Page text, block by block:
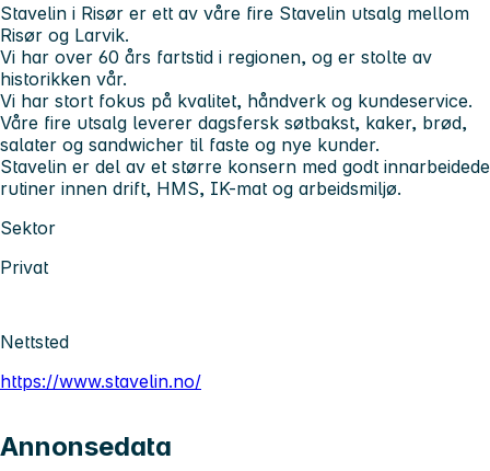
Stavelin i Risør er ett av våre fire Stavelin utsalg mellom
Risør og Larvik.
Vi har over 60 års fartstid i regionen, og er stolte av
historikken vår.
Vi har stort fokus på kvalitet, håndverk og kundeservice.
Våre fire utsalg leverer dagsfersk søtbakst, kaker, brød,
salater og sandwicher til faste og nye kunder.
Stavelin er del av et større konsern med godt innarbeidede
rutiner innen drift, HMS, IK-mat og arbeidsmiljø.
Sektor
Privat
Nettsted
https://www.stavelin.no/
Annonsedata